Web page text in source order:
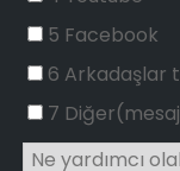
5 Facebook
6 Arkadaşlar
7